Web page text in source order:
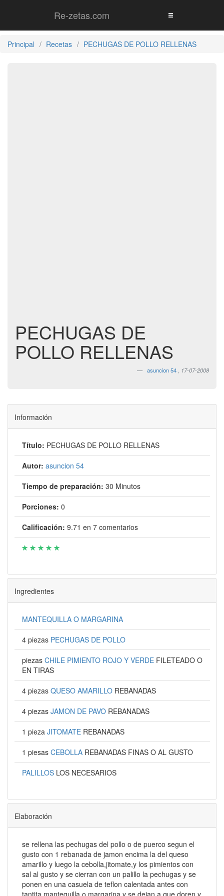
Re-zetas.com
Principal Recetas PECHUGAS DE POLLO RELLENAS
PECHUGAS DE
POLLO RELLENAS
asuncion 54 17-07-2008
Información
Título: PECHUGAS DE POLLO RELLENAS
Autor: asuncion 54
Tiempo de preparación: 30 Minutos
Porciones: 0
Calificación: 9.71 en 7comentarios
Ingredientes
MANTEQUILLA O MARGARINA
4 piezas PECHUGAS DE POLLO
piezas CHILE PIMIENTO ROJO Y VERDE FILETEADO O
EN TIRAS
4 piezas QUESO AMARILLO REBANADAS
4 piezas JAMON DE PAVO REBANADAS
1 pieza JITOMATE REBANADAS
1 piesas CEBOLLA REBANADAS FINAS O AL GUSTO
PALILLOS LOS NECESARIOS
Elaboración
se rellena las pechugas del pollo o de puerco segun el
gusto con 1 rebanada de jamon encima la del queso
amarillo y luego la cebolla,jitomate,y los pimientos con
sal al gusto y se cierran con un palillo la pechugas y se
ponen en una casuela de teflon calentada antes con
tantita mantequilla o margarina y se dejan a que doren y